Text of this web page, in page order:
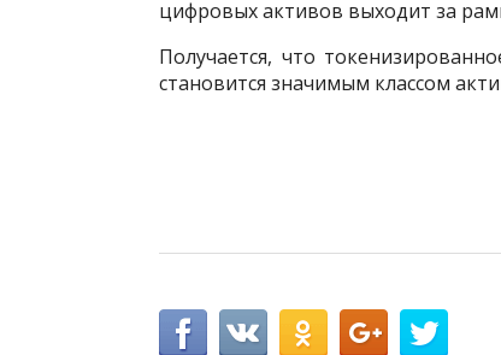
цифровых активов выходит за
Получается, что
становится значимым классом